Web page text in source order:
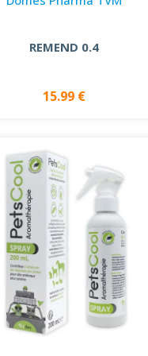
REMEND 0.4
15.99 €